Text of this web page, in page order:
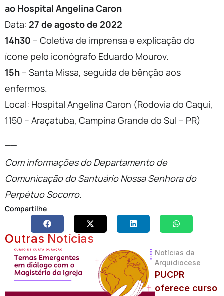
ao Hospital Angelina Caron
Data: 27 de agosto de 2022
14h30 – Coletiva de imprensa e explicação do
ícone pelo iconógrafo Eduardo Mourov.
15h – Santa Missa, seguida de bênção aos
enfermos.
Local: Hospital Angelina Caron (Rodovia do Caqui,
1150 – Araçatuba, Campina Grande do Sul – PR)
Com informações do Departamento de
Comunicação do Santuário Nossa Senhora do
Perpétuo Socorro.
Compartilhe
Outras Notícias
Notícias da
Arquidiocese
PUCPR
oferece curso